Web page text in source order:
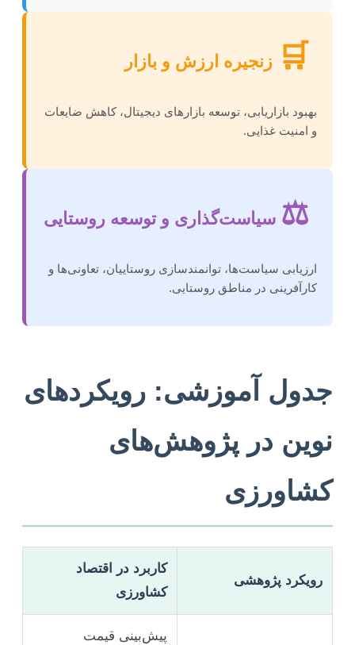
🛒 زنجیره ارزش و بازار
بهبود بازاریابی، توسعه بازارهای دیجیتال، کاهش ضایعات
و امنیت غذایی.
⚖️ سیاست‌گذاری و توسعه روستایی
ارزیابی سیاست‌ها، توانمندسازی روستاییان، تعاونی‌ها و
کارآفرینی در مناطق روستایی.
جدول آموزشی: رویکردهای
نوین در پژوهش‌های
کشاورزی
رویکرد پژوهشی
کاربرد در اقتصاد
کشاورزی
پیش‌بینی قیمت